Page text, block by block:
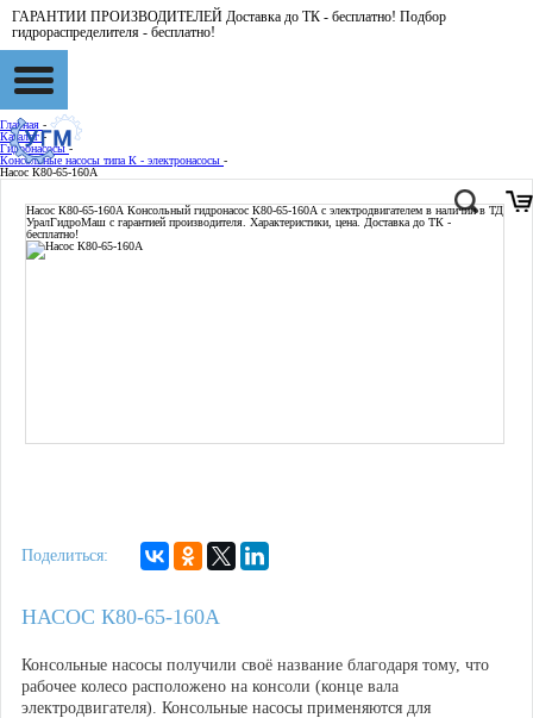
ГАРАНТИИ ПРОИЗВОДИТЕЛЕЙ Доставка до ТК - бесплатно! Подбор
гидрораспределителя - бесплатно!
Главная -
Каталог -
Гидронасосы -
Консольные насосы типа К - электронасосы -
Насос К80-65-160А
Насос К80-65-160А Консольный гидронасос К80-65-160А с электродвигателем в наличии в ТД
УралГидроМаш с гарантией производителя. Характеристики, цена. Доставка до ТК -
бесплатно!
Поделиться:
НАСОС К80-65-160А
Консольные насосы получили своё название благодаря тому, что
рабочее колесо расположено на консоли (конце вала
электродвигателя). Консольные насосы применяются для